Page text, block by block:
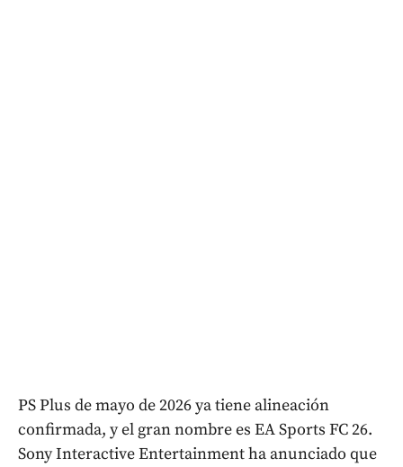
PS Plus de mayo de 2026 ya tiene alineación
confirmada, y el gran nombre es EA Sports FC 26.
Sony Interactive Entertainment ha anunciado que